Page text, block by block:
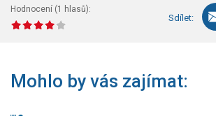
Hodnocení (1 hlasů):
Sdílet:
Mohlo by vás zajímat: